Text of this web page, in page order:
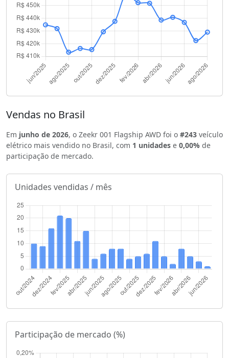
Vendas no Brasil
Em junho de 2026, o Zeekr 001 Flagship AWD foi o #243 veículo
elétrico mais vendido no Brasil, com 1 unidades e 0,00% de
participação de mercado.
Unidades vendidas / mês
Participação de mercado (%)